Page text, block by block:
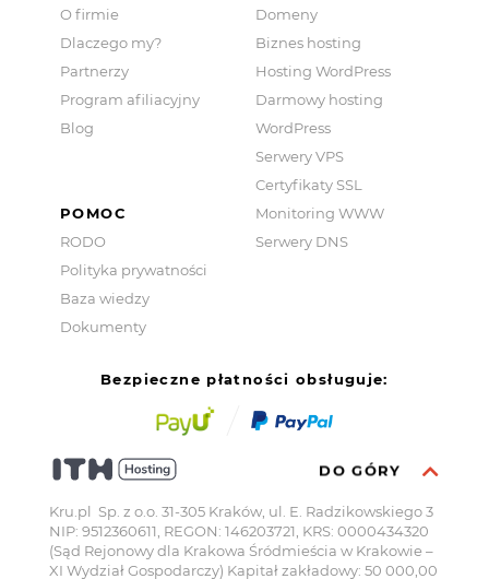
O firmie
Dlaczego my?
Partnerzy
Program afiliacyjny
Blog
Domeny
Biznes hosting
Hosting WordPress
Darmowy hosting
WordPress
Serwery VPS
Certyfikaty SSL
Monitoring WWW
Serwery DNS
POMOC
RODO
Polityka prywatności
Baza wiedzy
Dokumenty
Bezpieczne płatności obsługuje:
DO GÓRY
Kru.pl Sp. z o.o. 31-305 Kraków, ul. E. Radzikowskiego 3
NIP: 9512360611, REGON: 146203721, KRS: 0000434320
(Sąd Rejonowy dla Krakowa Śródmieścia w Krakowie –
XI Wydział Gospodarczy) Kapitał zakładowy: 50 000,00